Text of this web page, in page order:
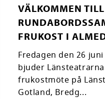
VÄLKOMMEN TILL
FRUKOST I
Fredagen den 26 juni
bjuder
frukostmöte på
Gotland, Bredg...